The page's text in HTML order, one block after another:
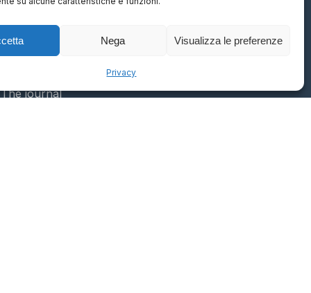
Nega Visualizza le preferenze
Privacy
Resources
The journal